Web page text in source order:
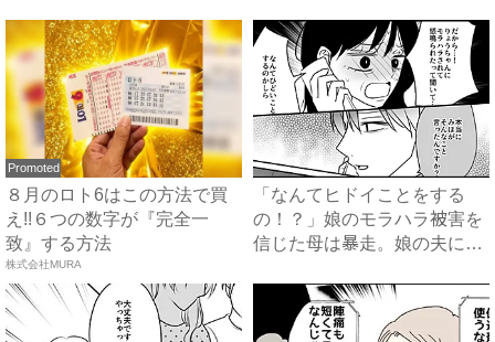
Promoted
８月のロト6はこの方法で買
え!!６つの数字が『完全一
致』する方法
株式会社MURA
「なんてヒドイことをする
の！？」娘のモラハラ被害を
信じた母は暴走。娘の夫に電